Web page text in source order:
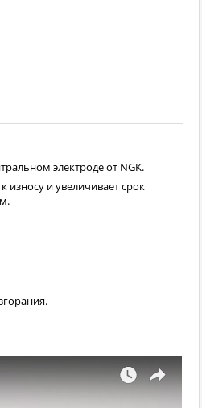
электроде от NGK.
износу и увеличивает срок